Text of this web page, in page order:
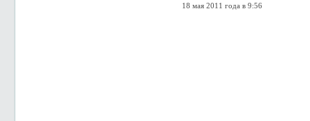
18 мая 2011 года в 9:56